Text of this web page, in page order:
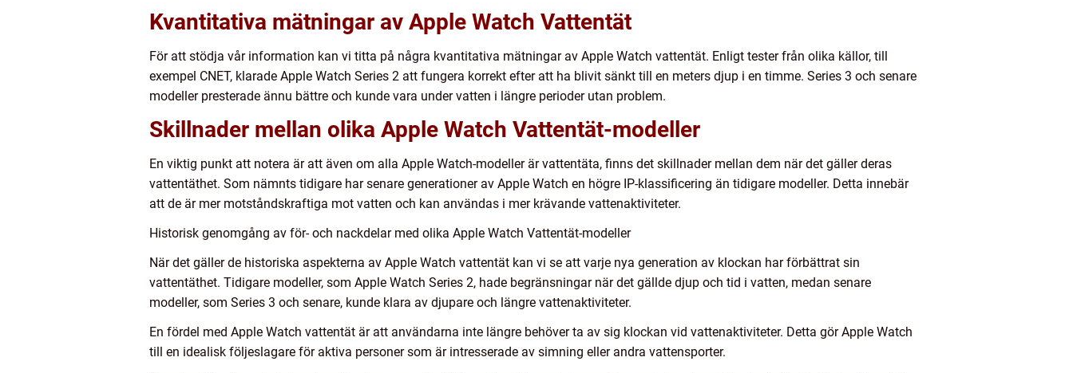
Kvantitativa mätningar av Apple Watch Vattentät
För att stödja vår information kan vi titta på några kvantitativa mätningar av Apple Watch vattentät. Enligt tester från olika källor, till
exempel CNET, klarade Apple Watch Series 2 att fungera korrekt efter att ha blivit sänkt till en meters djup i en timme. Series 3 och senare
modeller presterade ännu bättre och kunde vara under vatten i längre perioder utan problem.
Skillnader mellan olika Apple Watch Vattentät-modeller
En viktig punkt att notera är att även om alla Apple Watch-modeller är vattentäta, finns det skillnader mellan dem när det gäller deras
vattentäthet. Som nämnts tidigare har senare generationer av Apple Watch en högre IP-klassificering än tidigare modeller. Detta innebär
att de är mer motståndskraftiga mot vatten och kan användas i mer krävande vattenaktiviteter.
Historisk genomgång av för- och nackdelar med olika Apple Watch Vattentät-modeller
När det gäller de historiska aspekterna av Apple Watch vattentät kan vi se att varje nya generation av klockan har förbättrat sin
vattentäthet. Tidigare modeller, som Apple Watch Series 2, hade begränsningar när det gällde djup och tid i vatten, medan senare
modeller, som Series 3 och senare, kunde klara av djupare och längre vattenaktiviteter.
En fördel med Apple Watch vattentät är att användarna inte längre behöver ta av sig klockan vid vattenaktiviteter. Detta gör Apple Watch
till en idealisk följeslagare för aktiva personer som är intresserade av simning eller andra vattensporter.